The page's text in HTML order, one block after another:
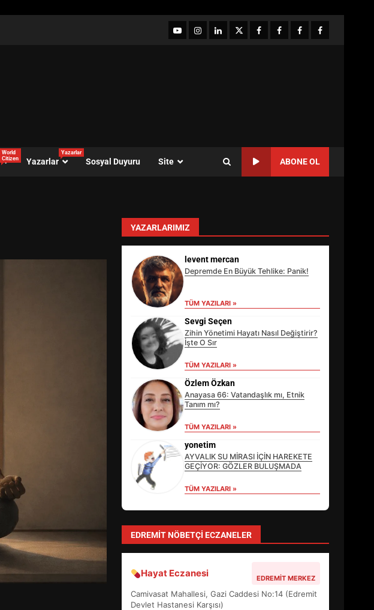
YouTubeInstagram
LinkedIntwitterfacebook-Facebook-
Facebook-Facebook-
World
Citizen
Yazarlar
Yazarlar
Sosyal Duyuru Site ABONE OL
YAZARLARIMIZ
levent mercan
Depremde En Büyük Tehlike: Panik!
TÜM YAZILARI »
Sevgi Seçen
Zihin Yönetimi Hayatı Nasıl Değiştirir?
İşte O Sır
TÜM YAZILARI »
Özlem Özkan
Anayasa 66: Vatandaşlık mı, Etnik
Tanım mı?
TÜM YAZILARI »
yonetim
AYVALIK SU MİRASI İÇİN HAREKETE
GEÇİYOR: GÖZLER BULUŞMADA
TÜM YAZILARI »
EDREMIT NÖBETÇI ECZANELER
Hayat Eczanesi EDREMIT MERKEZ
Camivasat Mahallesi, Gazi Caddesi No:14 (Edremit
Devlet Hastanesi Karşısı)
EİB’DE KRİTİK ATAMA:
SÜRDÜRÜLEBİLİRLİKTE NE
DEĞİŞECEK?
4
EDREMİT’İN GURURU TÜRKİYE
FİNALİNDE NE BAŞARDI?
BALIKESİR MÜZELERİNDE
SÜRE UZATILDI: NE DEĞİŞTİ?